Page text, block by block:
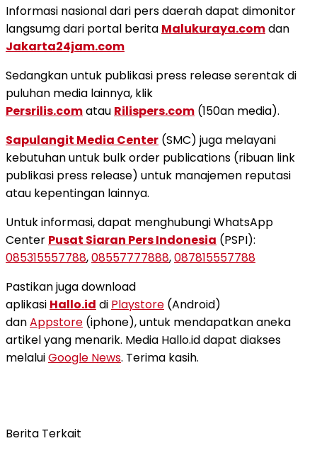
Informasi nasional dari pers daerah dapat dimonitor
langsumg dari portal berita Malukuraya.comdan
Jakarta24jam.com
Sedangkan untuk publikasi press release serentak di
puluhan media lainnya, klik
Persrilis.comatau Rilispers.com (150an media).
Sapulangit Media Center (SMC) juga melayani
kebutuhan untuk bulk order publications (ribuan link
publikasi press release) untuk manajemen reputasi
atau kepentingan lainnya.
Untuk informasi, dapat menghubungi WhatsApp
Center Pusat Siaran Pers Indonesia (PSPI):
085315557788,08557777888,087815557788
Pastikan juga download
aplikasi Hallo.id di Playstore (Android)
danAppstore (iphone), untuk mendapatkan aneka
artikel yang menarik. Media Hallo.id dapat diakses
melaluiGoogle News. Terima kasih.
Berita Terkait